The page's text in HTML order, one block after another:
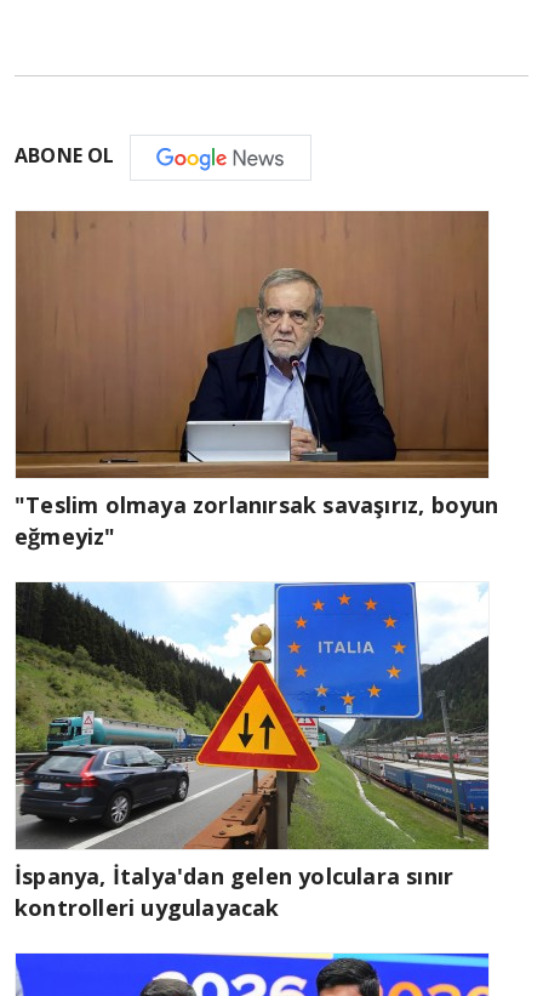
ABONE OL
"Teslim olmaya zorlanırsak savaşırız, boyun
eğmeyiz"
İspanya, İtalya'dan gelen yolculara sınır
kontrolleri uygulayacak